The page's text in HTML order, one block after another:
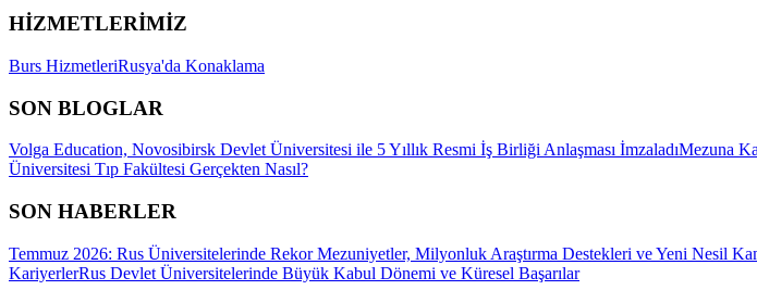
HİZMETLERİMİZ
Burs HizmetleriRusya'da Konaklama
SON BLOGLAR
Volga Education, Novosibirsk Devlet Üniversitesi ile 5 Yıllık Resmi İş Birliği Anlaşması İmzaladıMezuna
Üniversitesi Tıp Fakültesi Gerçekten Nasıl?
SON HABERLER
Temmuz 2026: Rus Üniversitelerinde Rekor Mezuniyetler, Milyonluk Araştırma Destekleri ve Yeni Nesil
KariyerlerRus Devlet Üniversitelerinde Büyük Kabul Dönemi ve Küresel Başarılar